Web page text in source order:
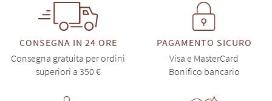
CONSEGNA IN 24 ORE
Consegna gratuita per ordini
superiori a 350 €
PAGAMENTO SICURO
Visa e MasterCard
Bonifico bancario